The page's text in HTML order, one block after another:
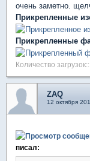
очень заметно.
Прикрепленные
Прикрепленные
Количество
ZAQ
12 октября
писал: